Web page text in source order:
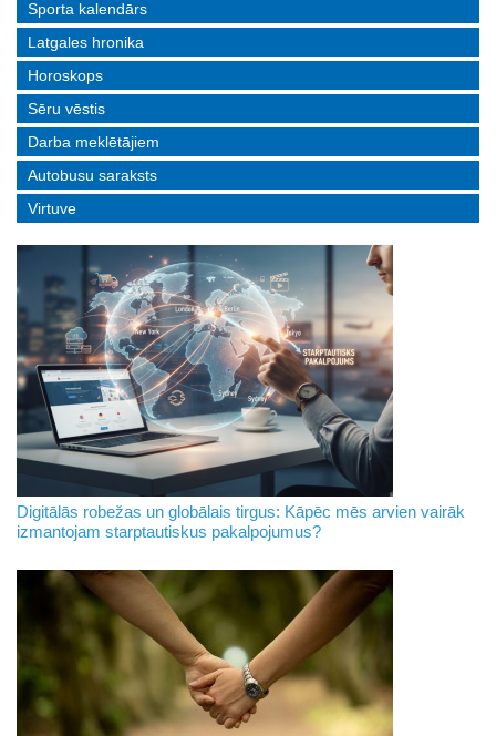
Sporta kalendārs
Latgales hronika
Horoskops
Sēru vēstis
Darba meklētājiem
Autobusu saraksts
Virtuve
Digitālās robežas un globālais tirgus: Kāpēc mēs arvien vairāk
izmantojam starptautiskus pakalpojumus?